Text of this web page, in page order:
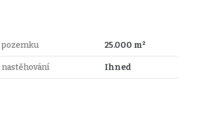
pozemku 25.000 m²
Ihned